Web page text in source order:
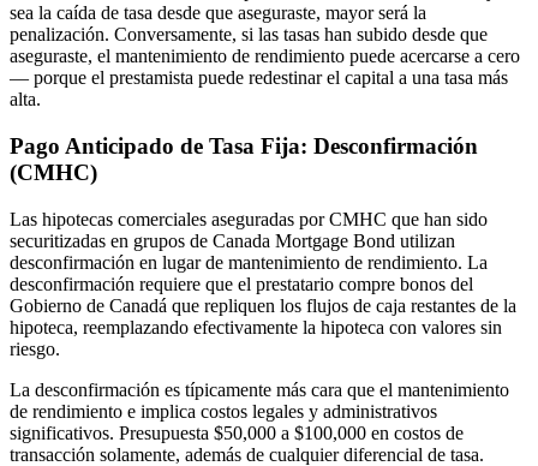
sea la caída de tasa desde que aseguraste, mayor será la
penalización. Conversamente, si las tasas han subido desde que
aseguraste, el mantenimiento de rendimiento puede acercarse a cero
— porque el prestamista puede redestinar el capital a una tasa más
alta.
Pago Anticipado de Tasa Fija: Desconfirmación
(CMHC)
Las hipotecas comerciales aseguradas por CMHC que han sido
securitizadas en grupos de Canada Mortgage Bond utilizan
desconfirmación en lugar de mantenimiento de rendimiento. La
desconfirmación requiere que el prestatario compre bonos del
Gobierno de Canadá que repliquen los flujos de caja restantes de la
hipoteca, reemplazando efectivamente la hipoteca con valores sin
riesgo.
La desconfirmación es típicamente más cara que el mantenimiento
de rendimiento e implica costos legales y administrativos
significativos. Presupuesta $50,000 a $100,000 en costos de
transacción solamente, además de cualquier diferencial de tasa.